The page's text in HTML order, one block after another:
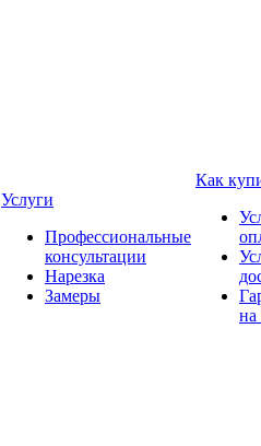
Услуги
Профессиональные
консультации
Нарезка
Замеры
Как
на